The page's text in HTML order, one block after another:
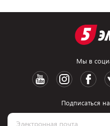
Мы в
Подписаться